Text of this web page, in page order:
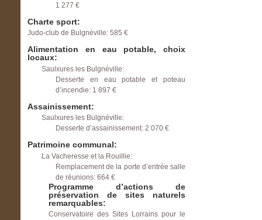
1 277 €
Charte sport:
Judo-club de Bulgnéville: 585 €
Alimentation en eau potable, choix
locaux:
Saulxures les Bulgnéville:
Desserte en eau potable et poteau
d’incendie: 1 897 €
Assainissement:
Saulxures les Bulgnéville:
Desserte d’assainissement: 2 070 €
Patrimoine communal:
La Vacheresse et la Rouillie:
Remplacement de la porte d’entrée salle
de réunions: 664 €
Programme d’actions de
préservation de sites naturels
remarquables:
Conservatoire des Sites Lorrains pour le